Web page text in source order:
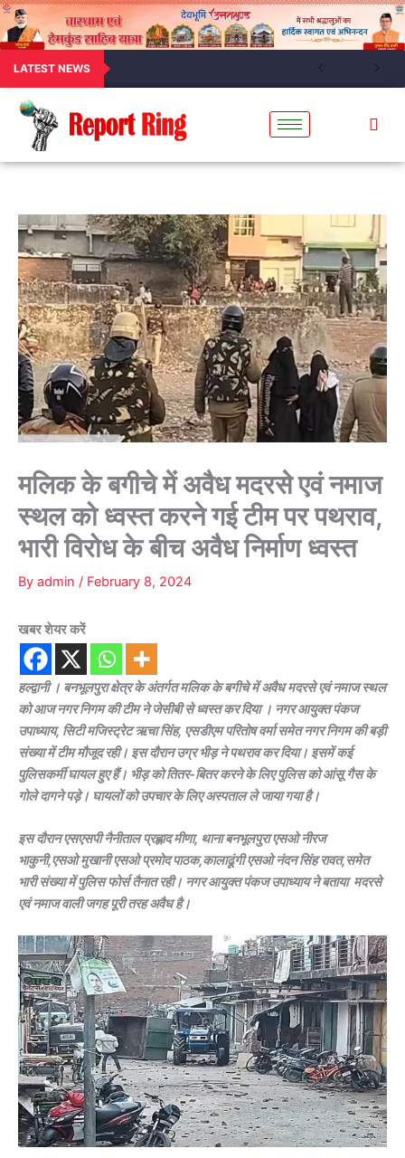
LATEST NEWS
मलिक के बगीचे में अवैध मदरसे एवं नमाज
स्थल को ध्वस्त करने गई टीम पर पथराव,
भारी विरोध के बीच अवैध निर्माण ध्वस्त
By admin / February 8, 2024
खबर शेयर करें
हल्द्वानी । बनभूलपुरा क्षेत्र के अंतर्गत मलिक के बगीचे में अवैध मदरसे एवं नमाज स्थल
को आज नगर निगम की टीम ने जेसीबी से ध्वस्त कर दिया । नगर आयुक्त पंकज
उपाध्याय, सिटी मजिस्ट्रेट ऋचा सिंह, एसडीएम परितोष वर्मा समेत नगर निगम की बड़ी
संख्या में टीम मौजूद रही। इस दौरान उग्र भीड़ ने पथराव कर दिया। इसमें कई
पुलिसकर्मी घायल हुए हैं। भीड़ को तितर-बितर करने के लिए पुलिस को आंसू गैस के
गोले दागने पड़े। घायलों को उपचार के लिए अस्पताल ले जाया गया है।
इस दौरान एसएसपी नैनीताल प्रह्लाद मीणा, थाना बनभूलपुरा एसओ नीरज
भाकुनी,एसओ मुखानी एसओ प्रमोद पाठक,कालाढूंगी एसओ नंदन सिंह रावत,समेत
भारी संख्या में पुलिस फोर्स तैनात रही। नगर आयुक्त पंकज उपाध्याय ने बताया मदरसे
एवं नमाज वाली जगह पूरी तरह अवैध है।